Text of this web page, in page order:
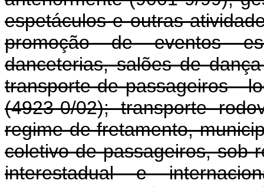
espetáculos e outras
promoção de eventos
danceterias, salões de
transporte de passageiros -
(4923-0/02); transporte
regime de fretamento,
coletivo de passageiros, sob
interestadual e